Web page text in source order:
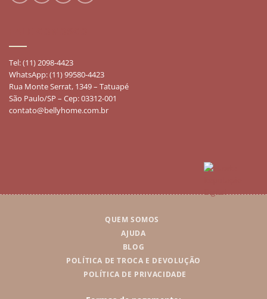
Tel: (11) 2098-4423
WhatsApp: (11) 99580-4423
Rua Monte Serrat, 1349 – Tatuapé
São Paulo/SP – Cep: 03312-001
contato@bellyhome.com.br
QUEM SOMOS
AJUDA
BLOG
POLÍTICA DE TROCA E DEVOLUÇÃO
POLÍTICA DE PRIVACIDADE